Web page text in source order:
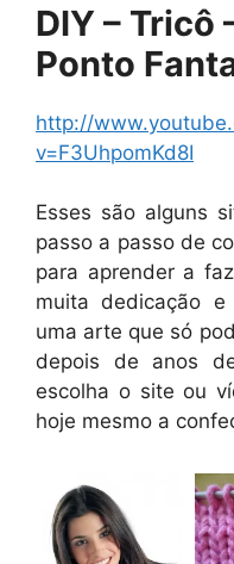
DIY – Tricô
Ponto
http://
v=F3UhpomKd8I
Esses são alguns
passo a passo de
para aprender a
muita dedicação
uma arte que só
depois de anos
escolha o site ou
hoje mesmo a